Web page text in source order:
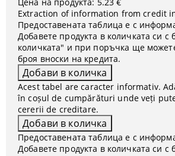
Extraction of information from credit
Предоставената таблица е с
Добавете продукта в количката си с
количката" и при поръчка ще
броя вноски на кредита.
Acest tabel are caracter informativ.
în coșul de cumpărături unde veți
cererii de creditare.
Предоставената таблица е с
Добавете продукта в количката си с